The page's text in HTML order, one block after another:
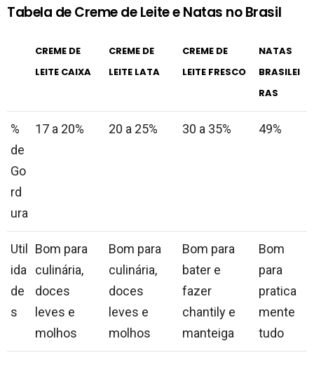
Tabela de Creme de Leite e Natas no Brasil
CREME DE
LEITE CAIXA
CREME DE
LEITE LATA
CREME DE
LEITE FRESCO
NATAS
BRASILEI
RAS
%
de
Go
rd
ura
17 a 20% 20 a 25% 30 a 35% 49%
Util
ida
de
s
Bom para
culinária,
doces
leves e
molhos
Bom para
culinária,
doces
leves e
molhos
Bom para
bater e
fazer
chantily e
manteiga
Bom
para
pratica
mente
tudo